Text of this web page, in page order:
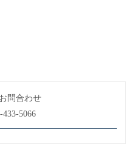
問合わせ
433-5066